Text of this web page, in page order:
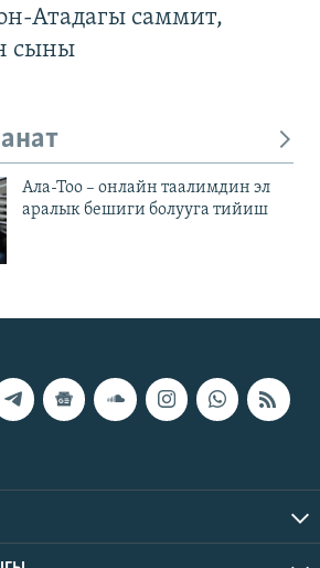
Атадагы саммит,
сыны
Ала-Тоо – онлайн таалимдин эл
аралык бешиги болууга тийиш